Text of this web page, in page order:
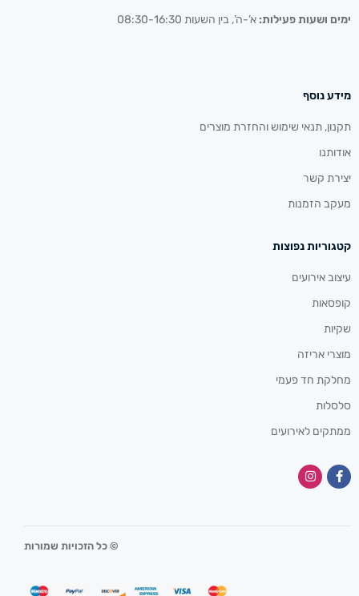
ימים ושעות פעילות: א’-ה’, בין השעות 08:30-16:30
מידע נוסף
תקנון, תנאי שימוש והחזרת מוצרים
אודותנו
יצירת קשר
מעקב הזמנות
קטגוריות נפוצות
עיצוב אירועים
קופסאות
שקיות
מוצרי אריזה
מחלקת חד פעמי
סלסלות
ממתקים לאירועים
© כל הזכויות שמורות